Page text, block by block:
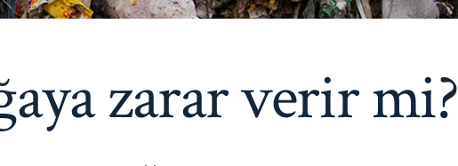
zarar verir mi?